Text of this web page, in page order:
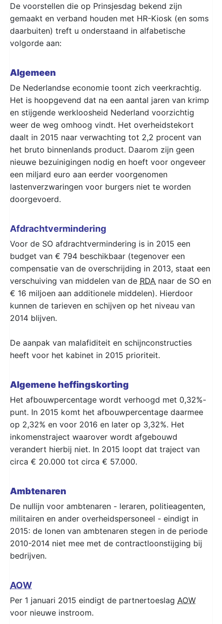
De voorstellen die op Prinsjesdag bekend zijn
gemaakt en verband houden met HR-Kiosk (en soms
daarbuiten) treft u onderstaand in alfabetische
volgorde aan:
Algemeen
De Nederlandse economie toont zich veerkrachtig.
Het is hoopgevend dat na een aantal jaren van krimp
en stijgende werkloosheid Nederland voorzichtig
weer de weg omhoog vindt. Het overheidstekort
daalt in 2015 naar verwachting tot 2,2 procent van
het bruto binnenlands product. Daarom zijn geen
nieuwe bezuinigingen nodig en hoeft voor ongeveer
een miljard euro aan eerder voorgenomen
lastenverzwaringen voor burgers niet te worden
doorgevoerd.
Afdrachtvermindering
Voor de SO afdrachtvermindering is in 2015 een
budget van € 794 beschikbaar (tegenover een
compensatie van de overschrijding in 2013, staat een
verschuiving van middelen van de RDA naar de SO en
€ 16 miljoen aan additionele middelen). Hierdoor
kunnen de tarieven en schijven op het niveau van
2014 blijven.
De aanpak van malafiditeit en schijnconstructies
heeft voor het kabinet in 2015 prioriteit.
Algemene heffingskorting
Het afbouwpercentage wordt verhoogd met 0,32%-
punt. In 2015 komt het afbouwpercentage daarmee
op 2,32% en voor 2016 en later op 3,32%. Het
inkomenstraject waarover wordt afgebouwd
verandert hierbij niet. In 2015 loopt dat traject van
circa € 20.000 tot circa € 57.000.
Ambtenaren
De nullijn voor ambtenaren - leraren, politieagenten,
militairen en ander overheidspersoneel - eindigt in
2015: de lonen van ambtenaren stegen in de periode
2010-2014 niet mee met de contractloonstijging bij
bedrijven.
AOW
Per 1 januari 2015 eindigt de partnertoeslag AOW
voor nieuwe instroom.